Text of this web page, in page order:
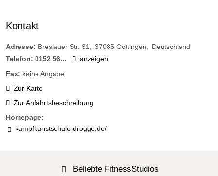
Kontakt
Adresse: Breslauer Str. 31 37085 Göttingen
Deutschland
Telefon: 0152 56...
anzeigen
Fax: keine Angabe
Zur Karte
Zur Anfahrtsbeschreibung
Homepage:
kampfkunstschule-drogge.de/
Beliebte FitnessStudios